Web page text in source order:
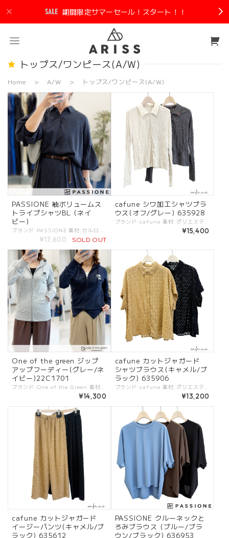
期間限定サマーセール！スタート！！
トップス/ワンピース(A/W)
Home A/W トップス/ワンピース(A/W)
PASSIONE 袖ボリュームス
トライプシャツBL (ネイ
ビー)
¥17,600 SOLD OUT
cafune シワ加工シャツブラ
ウス(オフ/グレー) 635928
¥15,400
One of the green ジップ
アップフーディー(グレー/ネ
イビー)22C1701
ブランド:One of the Green 素材:コットン80%,ポリエステル20%. カラー:・グレー ・ネイビー - - - - サイズ:[2].肩幅:41cm/着丈65cm/身幅:46cm/ 袖丈:62cm/裄丈:82cm/ - - - - 程よいフィット感と薄手が嬉しいポイントのジップアップフーディー。 大きくなく、厚すぎないで着られます。 こんな大人カジュアルアイテムが欲しかったと思える一枚。 胸元のブランドロゴも可愛いアクセントになっています。 #oneofthegreen #ワンオブザグリーン ootg-22C1701 -one of the green- "the green"は健康・自然・自由の象徴。 健やかな暮らしのため、あらゆる動きや快適をスタイリングと融合するデザインがコンセプト。 気軽にカッコよく着られるスポーティーさを感じるウェアが揃う。 ※商品カラーは撮影時の光や閲覧環境によって、実際の商品と若干異なる場合がございます。 ※平置き採寸となりますので、多少の誤差が生じる場合がございます。 ※タグ記載の注意事項、洗濯表示を必ずお読みください。 ☆その他気になる点はお気軽にご連絡ください。
¥14,300
cafune カットジャガード
シャツブラウス(キャメル/ブ
ラック) 635906
ブランド:cafune 素材:ポリエステル100%. カラー:・キャメル ・ブラック - - - - - - - サイズ:[38]. 肩幅:74cm/バスト:141cm/着丈:66.5cm/袖丈:5.5cm/ - 幾何学柄のカットジャガードのシャツブラウス。 シンプルな着こなしでおしゃれがきまるデザイン。 一枚でも着回ししやすく、同素材のパンツとのセットアップで着てもかっこいい。 #cafune #カフネ #ROBE #ローブ -cafune- トレンド感を軸にアクセントの効いたデザインと、ベーシックなバランスがポイントのブランド ※商品カラーは撮影時の光や閲覧環境によって、実際の商品と若干異なる場合がございます。 ※平置き採寸となりますので、多少の誤差が生じる場合がございます。 ※タグ記載の注意事項、洗濯表示を必ずお読みください。 ☆その他気になる点はお気軽にご連絡ください☆ cafune-635906
¥13,200
cafune カットジャガード
イージーパンツ(キャメル/ブ
ラック) 635612
PASSIONE クルーネックと
ろみブラウス (ブルー/ブラ
ウン/ブラック) 636953